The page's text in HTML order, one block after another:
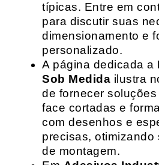
típicas. Entre em
para discutir suas
dimensionamento e
personalizado.
A página dedicada a
Sob Medida ilustra
de fornecer
face cortadas e
com desenhos e
precisas, otimizando
de montagem.